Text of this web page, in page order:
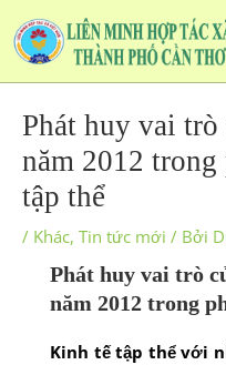
tới
nội
dung
Phát huy vai
năm 2012
tập thể
/ Khác, Tin tức mới / Bởi
Phát huy vai trò
năm 2012 trong
Kinh tế tập thể với